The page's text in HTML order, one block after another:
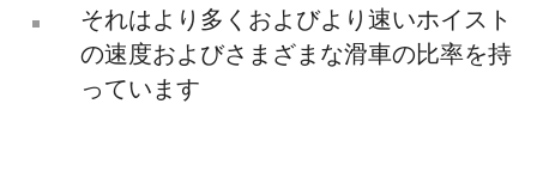
それはより多くおよびより速いホイスト
の速度およびさまざまな滑車の比率を持
っています